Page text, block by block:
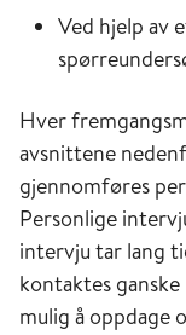
Ved hjelp av
Hver
avsnittene
gjennomføres
Personlige
intervju tar lang
kontaktes
mulig å oppdage